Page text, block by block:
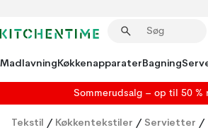
MadlavningKøkkenapparaterBagning
Sommerudsalg – op til 50 %
Tekstil / Køkkentekstiler / Servietter /